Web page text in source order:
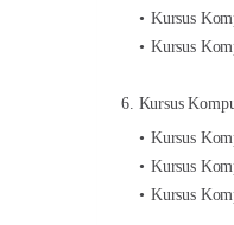
Kursus
Kursus
6. Kursus
Kursus
Kursus
Kursus